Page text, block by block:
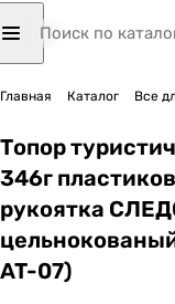
Главная Каталог Все
Топор
346г
рукоятка
AT-07)